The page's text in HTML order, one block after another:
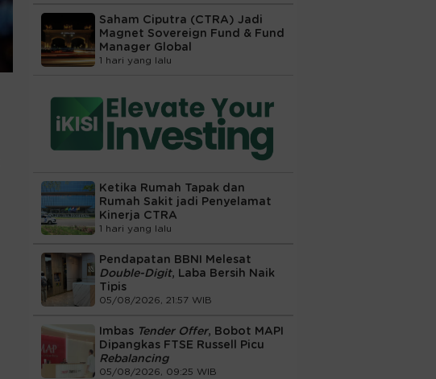
Saham Ciputra (CTRA) Jadi
Magnet Sovereign Fund & Fund
Manager Global
1 hari yang lalu
Ketika Rumah Tapak dan
Rumah Sakit jadi Penyelamat
Kinerja CTRA
1 hari yang lalu
Pendapatan BBNI Melesat
Double-Digit, Laba Bersih Naik
Tipis
05/08/2026, 21:57 WIB
Imbas Tender Offer, Bobot MAPI
Dipangkas FTSE Russell Picu
Rebalancing
05/08/2026, 09:25 WIB